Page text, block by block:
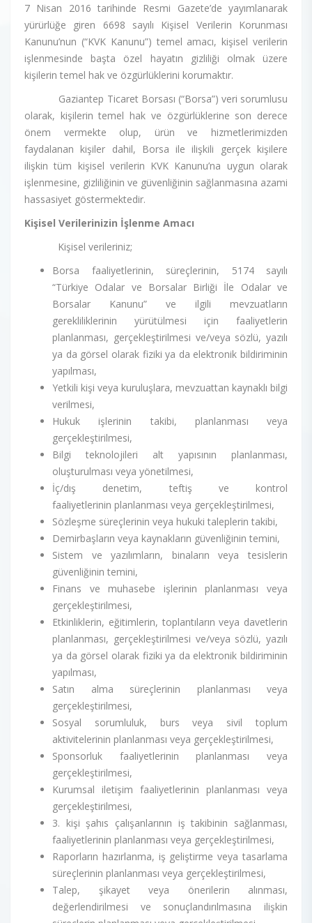
7 Nisan 2016 tarihinde Resmi Gazete’de yayımlanarak
yürürlüğe giren 6698 sayılı Kişisel Verilerin Korunması
Kanunu’nun (“KVK Kanunu”) temel amacı, kişisel verilerin
işlenmesinde başta özel hayatın gizliliği olmak üzere
kişilerin temel hak ve özgürlüklerini korumaktır.
Gaziantep Ticaret Borsası (“Borsa”) veri sorumlusu
olarak, kişilerin temel hak ve özgürlüklerine son derece
önem vermekte olup, ürün ve hizmetlerimizden
faydalanan kişiler dahil, Borsa ile ilişkili gerçek kişilere
ilişkin tüm kişisel verilerin KVK Kanunu’na uygun olarak
işlenmesine, gizliliğinin ve güvenliğinin sağlanmasına azami
hassasiyet göstermektedir.
Kişisel Verilerinizin İşlenme Amacı
Kişisel verileriniz;
Borsa faaliyetlerinin, süreçlerinin, 5174 sayılı
“Türkiye Odalar ve Borsalar Birliği İle Odalar ve
Borsalar Kanunu” ve ilgili mevzuatların
gerekliliklerinin yürütülmesi için faaliyetlerin
planlanması, gerçekleştirilmesi ve/veya sözlü, yazılı
ya da görsel olarak fiziki ya da elektronik bildiriminin
yapılması,
Yetkili kişi veya kuruluşlara, mevzuattan kaynaklı bilgi
verilmesi,
Hukuk işlerinin takibi, planlanması veya
gerçekleştirilmesi,
Bilgi teknolojileri alt yapısının planlanması,
oluşturulması veya yönetilmesi,
İç/dış denetim, teftiş ve kontrol
faaliyetlerinin planlanması veya gerçekleştirilmesi,
Sözleşme süreçlerinin veya hukuki taleplerin takibi,
Demirbaşların veya kaynakların güvenliğinin temini,
Sistem ve yazılımların, binaların veya tesislerin
güvenliğinin temini,
Finans ve muhasebe işlerinin planlanması veya
gerçekleştirilmesi,
Etkinliklerin, eğitimlerin, toplantıların veya davetlerin
planlanması, gerçekleştirilmesi ve/veya sözlü, yazılı
ya da görsel olarak fiziki ya da elektronik bildiriminin
yapılması,
Satın alma süreçlerinin planlanması veya
gerçekleştirilmesi,
Sosyal sorumluluk, burs veya sivil toplum
aktivitelerinin planlanması veya gerçekleştirilmesi,
Sponsorluk faaliyetlerinin planlanması veya
gerçekleştirilmesi,
Kurumsal iletişim faaliyetlerinin planlanması veya
gerçekleştirilmesi,
3. kişi şahıs çalışanlarının iş takibinin sağlanması,
faaliyetlerinin planlanması veya gerçekleştirilmesi,
Raporların hazırlanma, iş geliştirme veya tasarlama
süreçlerinin planlanması veya gerçekleştirilmesi,
Talep, şikayet veya önerilerin alınması,
değerlendirilmesi ve sonuçlandırılmasına ilişkin